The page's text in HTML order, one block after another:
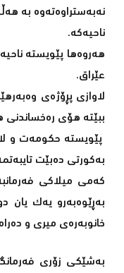
نەبەستراوەتەوە بە
ناحیەکە.
هەروەها پێویستە
عێراق.
لاوازی پڕۆژەی
ببێتە هۆی رەخساندنی
پێویستە حکومەت و
بەکورتی دەبێت
کەمی میلاکی
بەڕێوەبەرو یەک یان
خانوبەرەی میری و
بەشێکی زۆری